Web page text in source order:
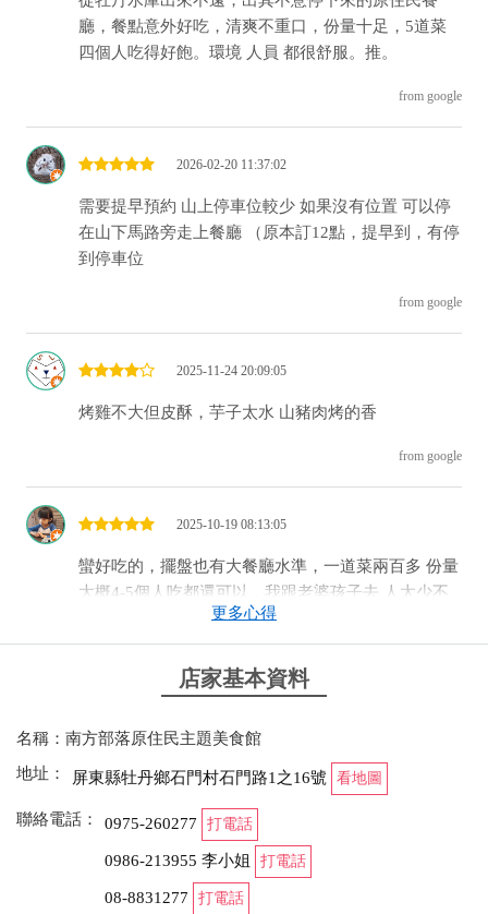
廳，餐點意外好吃，清爽不重口，份量十足，5道菜
四個人吃得好飽。環境 人員 都很舒服。推。
from google
2026-02-20 11:37:02
需要提早預約 山上停車位較少 如果沒有位置 可以停
在山下馬路旁走上餐廳 （原本訂12點，提早到，有停
到停車位
from google
2025-11-24 20:09:05
烤雞不大但皮酥，芋子太水 山豬肉烤的香
from google
2025-10-19 08:13:05
蠻好吃的，擺盤也有大餐廳水準，一道菜兩百多 份量
大概4-5個人吃都還可以，我跟老婆孩子去 人太少不
好點。往上開一點有停車位。10多年前可以讓客人在
一塊小木板作畫然後掛著（現在只留給團體機關簽名
木板），我找不到當年我跟老婆的畫作了，好可惜。
2025-10-19 08:13:05
蠻好吃的，擺盤也有大餐廳水準，一道菜兩百多 份量
大概4-5個人吃都還可以，我跟老婆孩子去 人太少不
好點。往上開一點有停車位。10多年前可以讓客人在
一塊小木板作畫然後掛著（現在只留給團體機關簽名
更多心得
店家基本資料
名稱：南方部落原住民主題美食館
地址：
屏東縣牡丹鄉石門村石門路1之16號 看地圖
聯絡電話： 0975-260277 打電話
0986-213955 李小姐 打電話
08-8831277 打電話